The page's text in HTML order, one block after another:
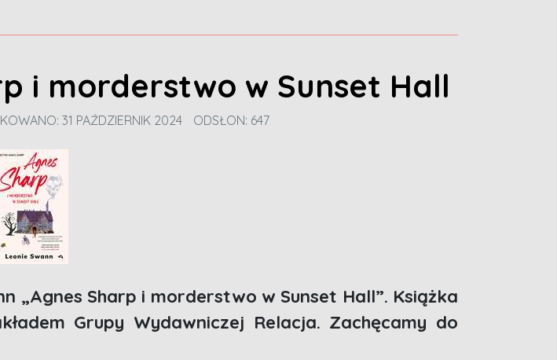
i morderstwo w Sunset Hall
31 PAŹDZIERNIK 2024 ODSŁON: 647
„Agnes Sharp i morderstwo w Sunset Hall”. Książka
Grupy Wydawniczej Relacja. Zachęcamy do